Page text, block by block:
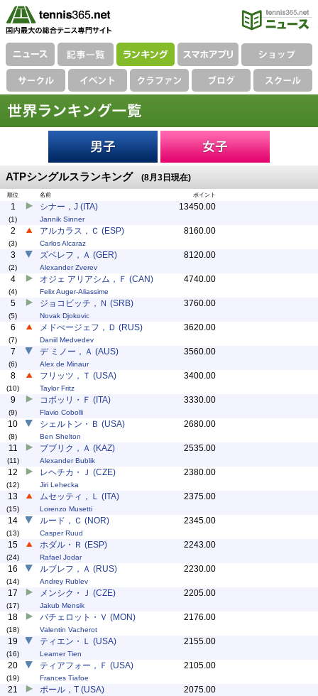
ATPシングルスランキング (8月3日現在)
順位 名前 ポイント
1
(1)
シナー，J (ITA)
Jannik Sinner
13450.00
2
(3)
アルカラス，Ｃ (ESP)
Carlos Alcaraz
8160.00
3
(2)
ズベレフ，Ａ (GER)
Alexander Zverev
8120.00
4
(4)
オジェ アリアシム，Ｆ (CAN)
Felix Auger-Aliassime
4740.00
5
(5)
ジョコビッチ，Ｎ (SRB)
Novak Djokovic
3760.00
6
(7)
メドべージェフ，Ｄ (RUS)
Daniil Medvedev
3620.00
7
(6)
デ ミノー，Ａ (AUS)
Alex de Minaur
3560.00
8
(10)
フリッツ，Ｔ (USA)
Taylor Fritz
3400.00
9
(9)
コボッリ・Ｆ (ITA)
Flavio Cobolli
3330.00
10
(8)
シェルトン・Ｂ (USA)
Ben Shelton
2680.00
11
(11)
ブブリク，Ａ (KAZ)
Alexander Bublik
2535.00
12
(12)
レヘチカ・Ｊ (CZE)
Jiri Lehecka
2380.00
13
(15)
ムセッティ，Ｌ (ITA)
Lorenzo Musetti
2375.00
14
(13)
ルード，Ｃ (NOR)
Casper Ruud
2345.00
15
(24)
ホダル・Ｒ (ESP)
Rafael Jodar
2243.00
16
(14)
ルブレフ，Ａ (RUS)
Andrey Rublev
2230.00
17
(17)
メンシク・Ｊ (CZE)
Jakub Mensik
2205.00
18
(18)
バチェロット・Ｖ (MON)
Valentin Vacherot
2176.00
19
(16)
ティエン・Ｌ (USA)
Learner Tien
2155.00
20
(19)
ティアフォー，Ｆ (USA)
Frances Tiafoe
2105.00
21 ポール，T (USA) 2075.00